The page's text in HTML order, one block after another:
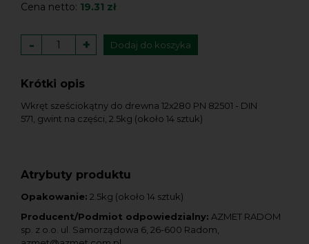
Cena netto: 19.31 zł
- + Dodaj do koszyka
Krótki opis
Wkręt sześciokątny do drewna 12x280 PN 82501 - DIN
571, gwint na części, 2.5kg (około 14 sztuk)
Atrybuty produktu
Opakowanie: 2.5kg (około 14 sztuk)
Producent/Podmiot odpowiedzialny: AZMET RADOM
sp. z o.o. ul. Samorządowa 6, 26-600 Radom,